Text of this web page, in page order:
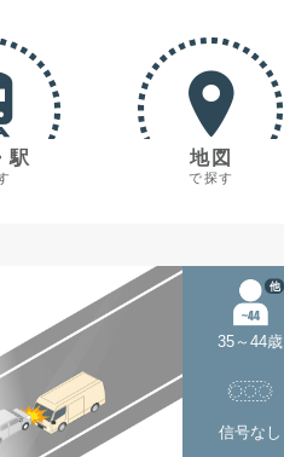
駅 地図
で探す
35～44歳
他
信号なし